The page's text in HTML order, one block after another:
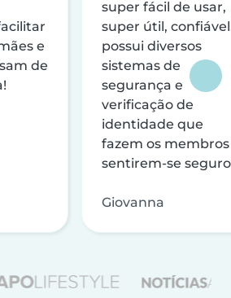
e
de
super fácil de usar,
super útil,
possui diversos
sistemas de
segurança e
verificação de
identidade que
fazem os membros
sentirem-se
Giovanna